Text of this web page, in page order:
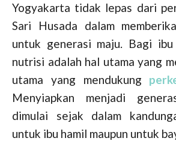
Yogyakarta tidak lepas dari
Sari Husada dalam
untuk generasi maju. Bagi
nutrisi adalah hal utama yang
utama yang mendukung
Menyiapkan menjadi
dimulai sejak dalam
untuk ibu hamil maupun untuk